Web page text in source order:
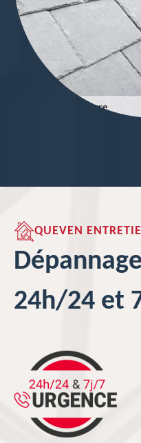
QUEVEN
24h/24 et